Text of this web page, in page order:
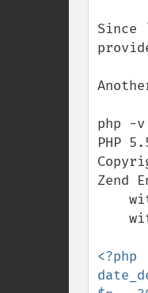
Since
php -v
PHP
Zend
<?php